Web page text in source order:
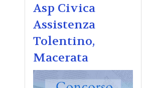
Asp Civica
Assistenza
Tolentino,
Macerata